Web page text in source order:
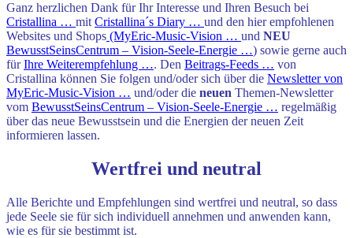
Ganz herzlichen Dank für Ihr Interesse und Ihren Besuch bei
Cristallina … mit Cristallina´s Diary … und den hier empfohlenen
Websites und Shops (MyEric-Music-Vision … und NEU
BewusstSeinsCentrum – Vision-Seele-Energie …) sowie gerne auch
fürIhre Weiterempfehlung …. Den Beitrags-Feeds … von
Cristallina können Sie folgen und/oder sich über die Newsletter von
MyEric-Music-Vision … und/oder die neuen Themen-Newsletter
vom BewusstSeinsCentrum – Vision-Seele-Energie … regelmäßig
über das neue Bewusstsein und die Energien der neuen Zeit
informieren lassen.
Wertfrei und neutral
Alle Berichte und Empfehlungen sind wertfrei und neutral, so dass
jede Seele sie für sich individuell annehmen und anwenden kann,
wie es für sie bestimmt ist.